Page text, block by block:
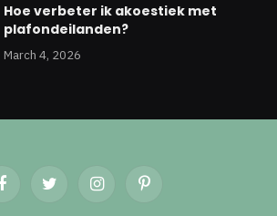
Hoe verbeter ik akoestiek met
plafondeilanden?
March 4, 2026
FacebookTwitter InstagramPinterest